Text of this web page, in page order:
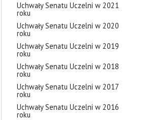
Uchwały Senatu Uczelni w 2021
roku
Uchwały Senatu Uczelni w 2020
roku
Uchwały Senatu Uczelni w 2019
roku
Uchwały Senatu Uczelni w 2018
roku
Uchwały Senatu Uczelni w 2017
roku
Uchwały Senatu Uczelni w 2016
roku